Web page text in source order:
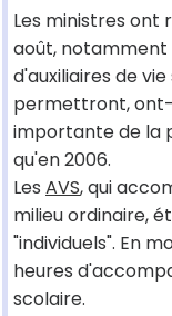
Les ministres ont
août, notamment
d'auxiliaires de
permettront, ont-
importante de la
qu'en 2006.
Les AVS, qui
milieu ordinaire,
"individuels". En
heures
scolaire.